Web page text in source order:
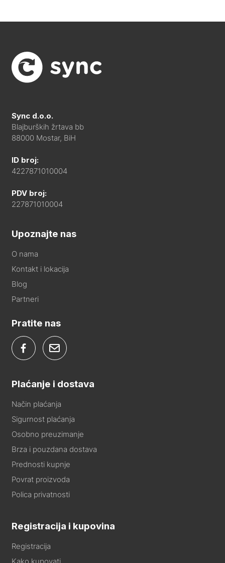
Sync d.o.o.
Blajburških žrtava bb
88000 Mostar, BiH
ID broj:
4227871010004
PDV broj:
227871010004
Upoznajte nas
O nama
Kontakt i lokacija
Blog
Partneri
Pratite nas
Plaćanje i dostava
Način plaćanja
Sigurnost plaćanja
Osobno preuzimanje
Brza i pouzdana dostava
Prednosti kupnje
Povrat proizvoda
Polica privatnosti
Registracija i kupovina
Registracija